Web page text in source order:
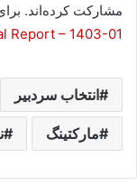
مشارکت کرده‌اند.
Report – 1403-01
انتخاب سردبیر
مارکتینگ